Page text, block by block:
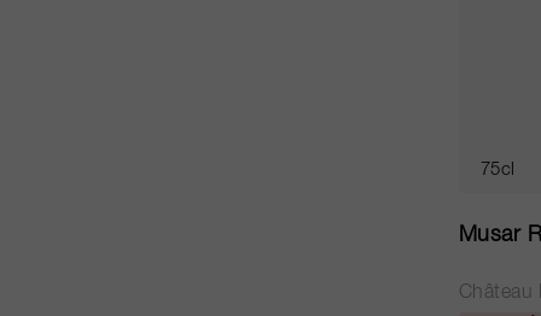
75cl
Musar
Château